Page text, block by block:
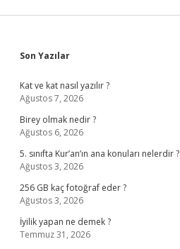
Sidebar
Son Yazılar
Kat ve kat nasıl yazılır ?
Ağustos 7, 2026
Birey olmak nedir ?
Ağustos 6, 2026
5. sınıfta Kur’an’ın ana konuları nelerdir ?
Ağustos 3, 2026
256 GB kaç fotoğraf eder ?
Ağustos 3, 2026
İyilik yapan ne demek ?
Temmuz 31, 2026